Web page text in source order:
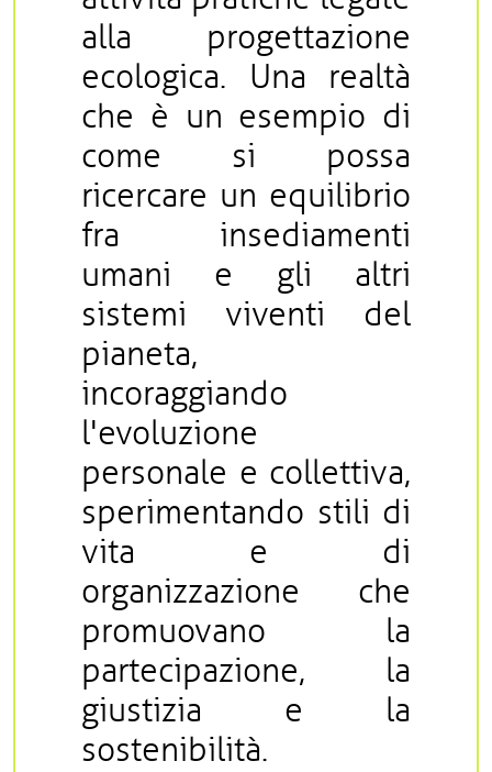
alla progettazione
ecologica. Una realtà
che è un esempio di
come si possa
ricercare un equilibrio
fra insediamenti
umani e gli altri
sistemi viventi del
pianeta,
incoraggiando
l'evoluzione
personale e collettiva,
sperimentando stili di
vita e di
organizzazione che
promuovano la
partecipazione, la
giustizia e la
sostenibilità.